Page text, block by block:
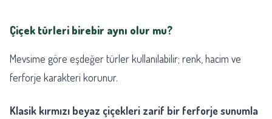
Çiçek türleri birebir aynı olur mu?
Mevsime göre eşdeğer türler kullanılabilir; renk, hacim ve
ferforje karakteri korunur.
Klasik kırmızı beyaz çiçekleri zarif bir ferforje sunumla